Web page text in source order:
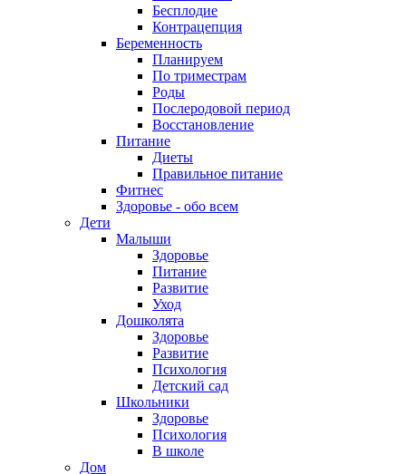
Бесплодие
Контрацепция
Беременность
Планируем
По триместрам
Роды
Послеродовой период
Восстановление
Питание
Диеты
Правильное питание
Фитнес
Здоровье - обо всем
Дети
Малыши
Здоровье
Питание
Развитие
Уход
Дошколята
Здоровье
Развитие
Психология
Детский сад
Школьники
Здоровье
Психология
В школе
Дом